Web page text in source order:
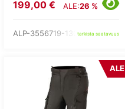
199,00 € ALE:26 %
ALP-3556719-1304-tarkista saatavuus
ALE